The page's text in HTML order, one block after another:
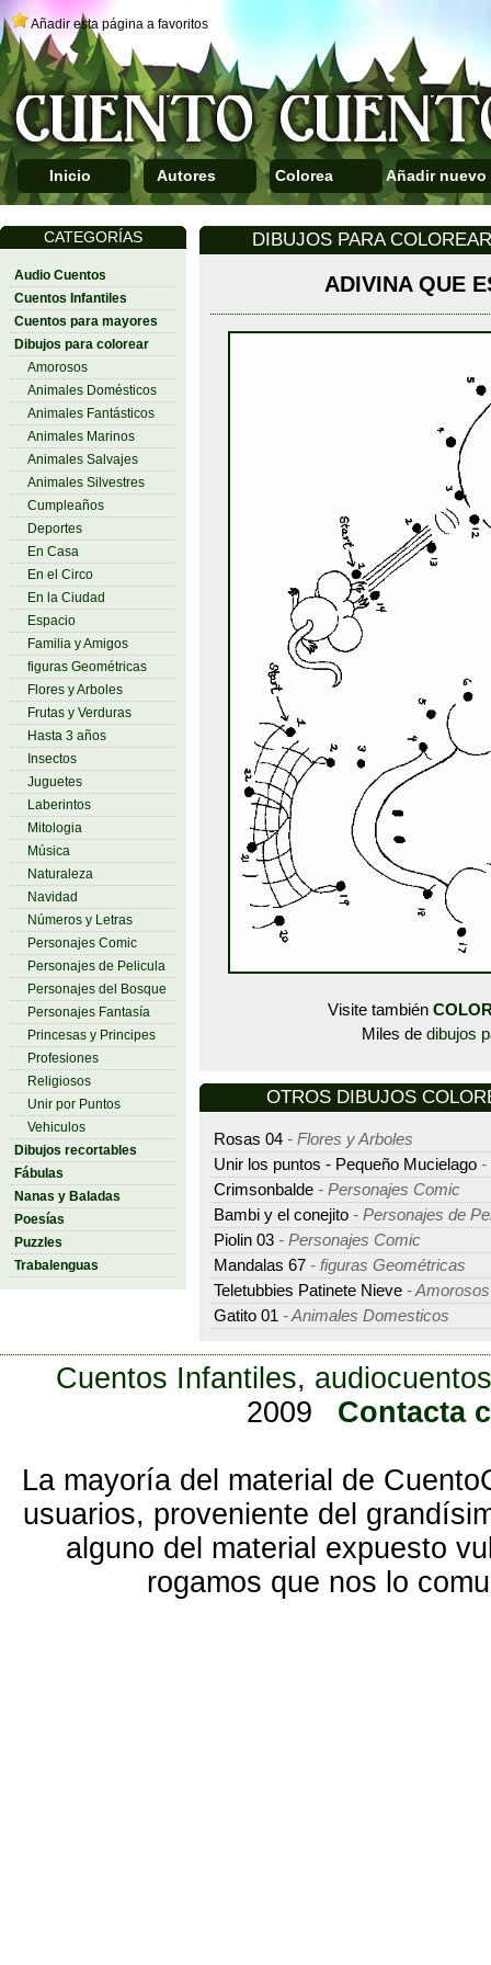
Añadir esta página a favoritos
Inicio Autores Colorea Añadir nuevo
CATEGORÍAS
Audio Cuentos
Cuentos Infantiles
Cuentos para mayores
Dibujos para colorear
Amorosos
Animales Domésticos
Animales Fantásticos
Animales Marinos
Animales Salvajes
Animales Silvestres
Cumpleaños
Deportes
En Casa
En el Circo
En la Ciudad
Espacio
Familia y Amigos
figuras Geométricas
Flores y Arboles
Frutas y Verduras
Hasta 3 años
Insectos
Juguetes
Laberintos
Mitologia
Música
Naturaleza
Navidad
Números y Letras
Personajes Comic
Personajes de Pelicula
Personajes del Bosque
Personajes Fantasía
Princesas y Principes
Profesiones
Religiosos
Unir por Puntos
Vehiculos
Dibujos recortables
Fábulas
Nanas y Baladas
Poesías
Puzzles
Trabalenguas
DIBUJOS PARA
ADIVINA QUE
Visite también
Miles de dibujos
OTROS DIBUJOS
Rosas 04 - Flores y Arboles
Unir los puntos - Pequeño Mucielago -
Crimsonbalde - Personajes Comic
Bambi y el conejito - Personajes de
Piolin 03 - Personajes Comic
Mandalas 67 - figuras Geométricas
Teletubbies Patinete Nieve - Amorosos
Gatito 01 - Animales Domesticos
Cuentos Infantiles,
2009
Contacta
La mayoría del material de
usuarios, proveniente del
alguno del material expuesto
rogamos que nos lo